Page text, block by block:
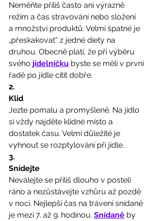
Neměňte příliš často ani výrazně
režim a čas stravování nebo složení
a množství produktů. Velmi špatné je
„přeskakovat“ z jedné diety na
druhou. Obecně platí, že při výběru
svého jídelníčku byste se měli v první
řadě po jídle cítit dobře.
2.
Klid
Jezte pomalu a promyšleně. Na jídlo
si vždy najděte klidné místo a
dostatek času. Velmi důležité je
vyhnout se rozptylování při jídle.
3.
Snídejte
Neválejte se příliš dlouho v posteli
ráno a nezůstávejte vzhůru až pozdě
v noci. Nejlepší čas na trávení snídaně
je mezi 7. až 9. hodinou. Snídaně by